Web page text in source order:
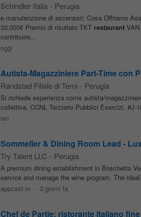
Schindler Italia - Perugia
e manutenzione di ascensori; Cosa Offriamo
33.000€ Premio di risultato TKT restaurantVAN
contribuire...
oggi
Autista-Magazziniere Part-Time con
Randstad Filiale di Terni - Perugia
Si richiede esperienza come autista/
collettiva, CCNL Terziario Pubblici Esercizi. #J-
ieri
Sommelier & Dining Room Lead -
Try Talent LLC - Perugia
A premium dining establishment in Boschetto
service and manage the wine program. The
appcast.io - 3 giorni fa
Chef de Partie: ristorante italiano